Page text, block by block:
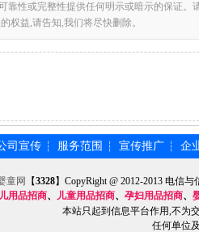
靠性或完整性提供任何明示或暗示的保证。
权益,请告知,我们将尽快删除。
司宣传 ┆ 服务范围 ┆ 宣传推广 ┆ 企
童网 【3328】CopyRight @ 2012-2013 电信
用品招商、 儿童用品招商、 孕妇用品招商、
本站只起到信息平台作用,不为
任何单位